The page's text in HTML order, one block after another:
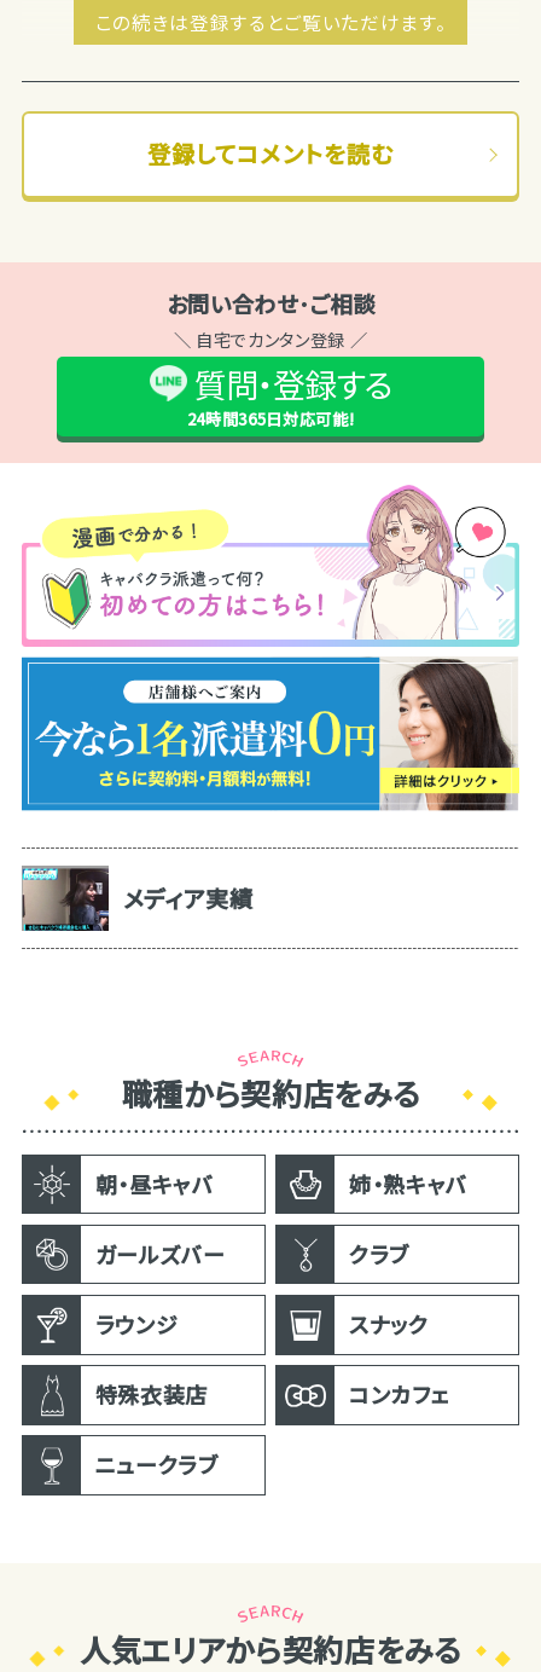
この続きは登録するとご覧いただけます。
登録してコメントを読む
お問い合わせ･ご相談
＼ 自宅でカンタン登録 ／
質問・登録する
24時間365日対応可能!
メディア実績
職種から契約店をみる
朝・昼キャバ 姉・熟キャバ
ガールズバー クラブ
ラウンジ スナック
特殊衣装店 コンカフェ
ニュークラブ
人気エリアから契約店をみる